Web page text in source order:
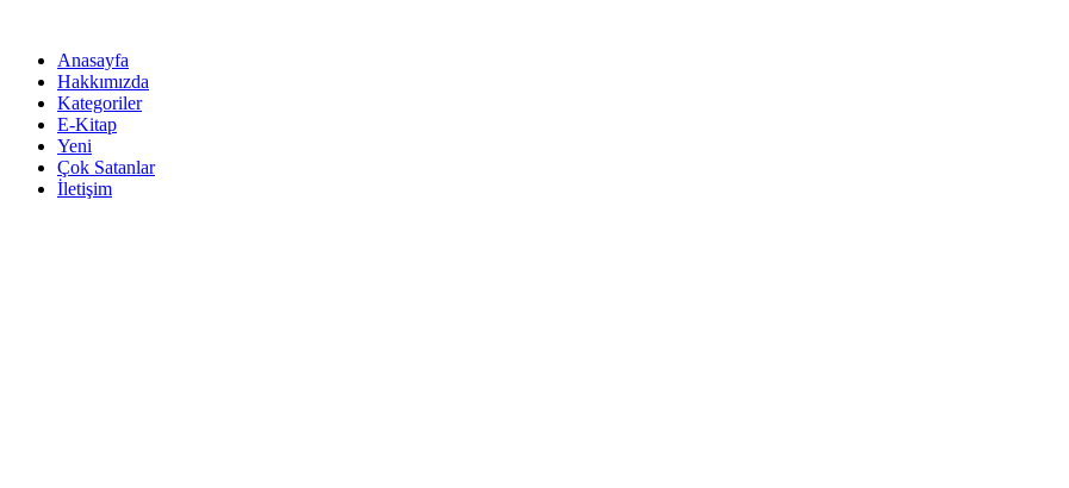
Anasayfa
Hakkımızda
Kategoriler
E-Kitap
Yeni
Çok Satanlar
İletişim